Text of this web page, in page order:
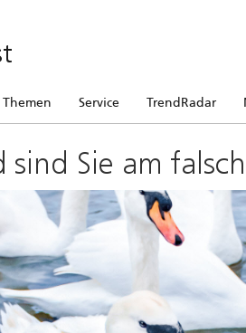
Themen Service TrendRadar
sind Sie am